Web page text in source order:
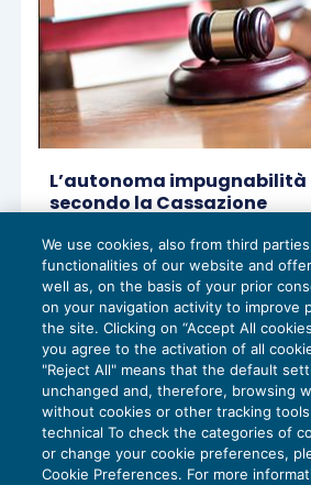
L’autonoma impugnabilità
secondo la Cassazione
di Luigi Ferrajoli
We use cookies, also from third
functionalities of our website and
well as, on the basis of your prior
on your navigation activity to improve
the site. Clicking on “Accept All
you agree to the activation of all
"Reject All" means that the default
unchanged and, therefore, browsing
without cookies or other tracking
technical To check the categories of
or change your cookie preferences,
Cookie Preferences. For more